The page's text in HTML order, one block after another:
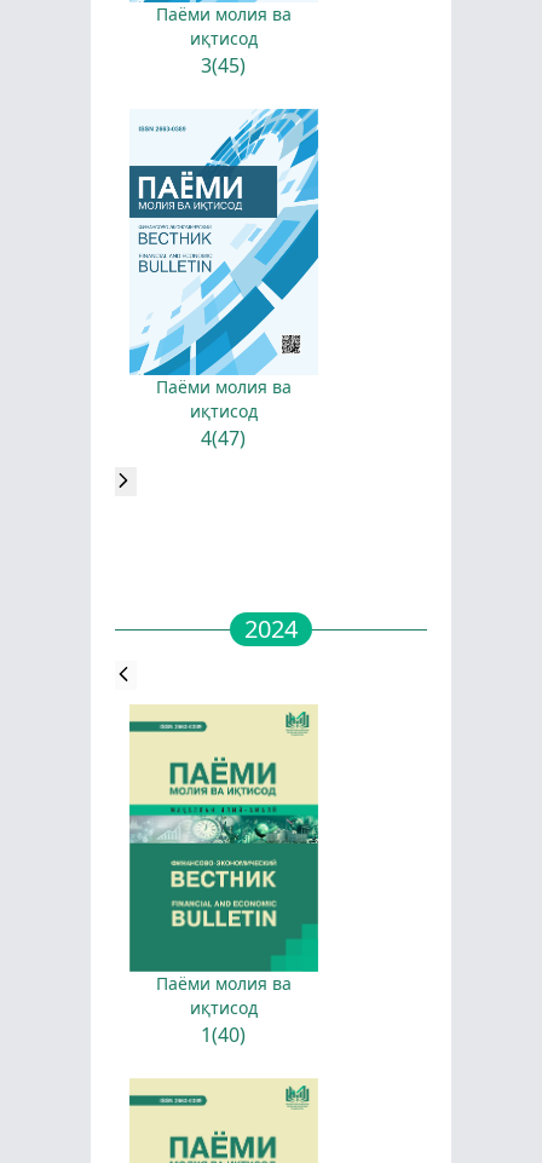
Паёми молия ва
иқтисод
3(45)
Паёми молия ва
иқтисод
4(47)
2024
Паёми молия ва
иқтисод
1(40)